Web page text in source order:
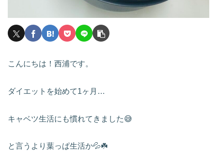
こんにちは！西浦です。
ダイエットを始めて1ヶ月…
キャベツ生活にも慣れてきました😅
と言うより葉っぱ生活か💦☘️